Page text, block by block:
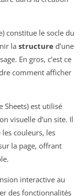
constitue le socle du
la structure d’une
En gros, c’est ce
comment afficher
Sheets) est utilisé
visuelle d’un site. Il
couleurs, les
la page, offrant
interactive au
des fonctionnalités